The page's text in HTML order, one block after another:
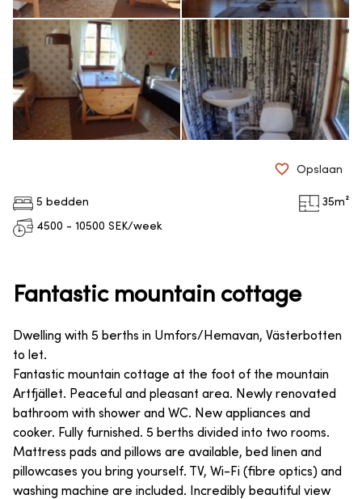
5 bedden 35m²
4500 - 10500 SEK/week
Opslaan
Fantastic mountain cottage
Dwelling with 5 berths in Umfors/Hemavan, Västerbotten
to let.
Fantastic mountain cottage at the foot of the mountain
Artfjället. Peaceful and pleasant area. Newly renovated
bathroom with shower and WC. New appliances and
cooker. Fully furnished. 5 berths divided into two rooms.
Mattress pads and pillows are available, bed linen and
pillowcases you bring yourself. TV, Wi-Fi (fibre optics) and
washing machine are included. Incredibly beautiful view